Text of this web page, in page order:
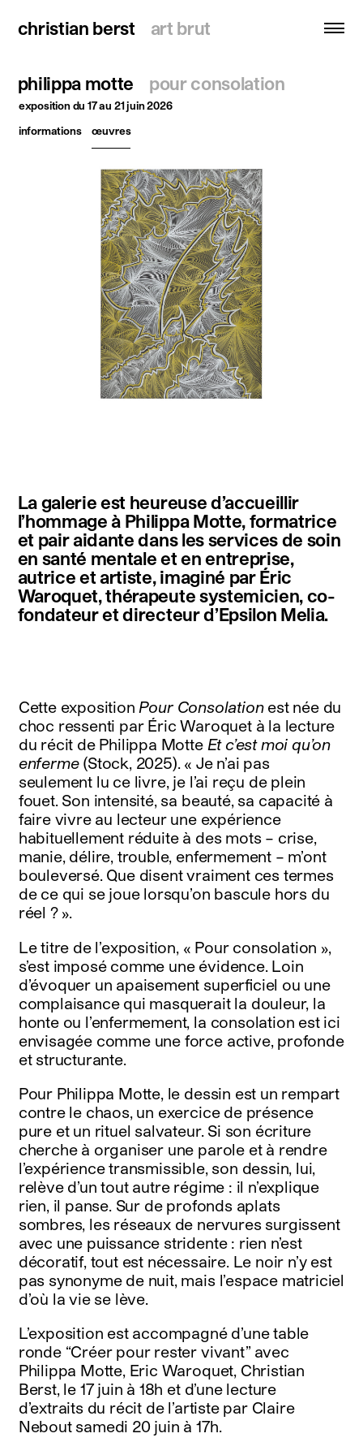
christian berst art brut
christian berst art brut
recherche
accueil
expositions
actualités
publications
ressources
à propos
français english
philippa motte pour consolation
expositiondu 17 au 21 juin 2026
informations
œuvres
La galerie est heureuse d’accueillir
l’hommage à Philippa Motte, formatrice
et pair aidante dans les services de soin
en santé mentale et en entreprise,
autrice et artiste, imaginé par Éric
Waroquet, thérapeute systemicien, co-
fondateur et directeur d’Epsilon Melia.
Cette exposition Pour Consolationest née du
choc ressenti par Éric Waroquet à la lecture
du récit de Philippa Motte Et c’est moi qu’on
enferme(Stock, 2025). « Je n’ai pas
seulement lu ce livre, je l’ai reçu de plein
fouet. Son intensité, sa beauté, sa capacité à
faire vivre au lecteur une expérience
habituellement réduite à des mots – crise,
manie, délire, trouble, enfermement – m’ont
bouleversé. Que disent vraiment ces termes
de ce qui se joue lorsqu’on bascule hors du
réel ? ».
Le titre de l’exposition, « Pour consolation »,
s’est imposé comme une évidence. Loin
d’évoquer un apaisement superficiel ou une
complaisance qui masquerait la douleur, la
honte ou l’enfermement, la consolation est ici
envisagée comme une force active, profonde
et structurante.
Pour Philippa Motte, le dessin est un rempart
contre le chaos, un exercice de présence
pure et un rituel salvateur. Si son écriture
cherche à organiser une parole et à rendre
l’expérience transmissible, son dessin, lui,
relève d’un tout autre régime : il n’explique
rien, il panse. Sur de profonds aplats
sombres, les réseaux de nervures surgissent
avec une puissance stridente : rien n’est
décoratif, tout est nécessaire. Le noir n’y est
pas synonyme de nuit, mais l’espace matriciel
d’où la vie se lève.
L’exposition est accompagné d’une table
ronde “Créer pour rester vivant ” avec
Philippa Motte, Eric Waroquet, Christian
Berst, le 17 juin à 18h et d’une lecture
d’extraits du récit de l’artiste par Claire
Nebout samedi 20 juin à 17h.